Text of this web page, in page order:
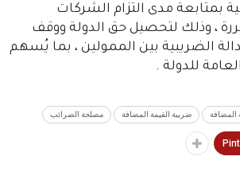
بمتابعة مدى التزام الشركات
، وذلك لتحصيل حق الدولة ووقف
الضريبية بين الممولين ، بما يُسهم
للدولة .
المضافة ضريبة القيمة المضافة مصلحة الضرائب